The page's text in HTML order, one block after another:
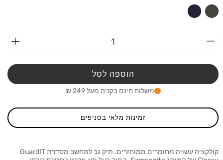
מ-תיק
Classy
מ-
גב
הוספה לסל
משלוח חינם בקניה מעל 249 ₪
זמינות מלאי בסניפים
קולקציה עשויה מחומרים ממוחזרים.
תיק גב למחשב מסדרת GuardIT